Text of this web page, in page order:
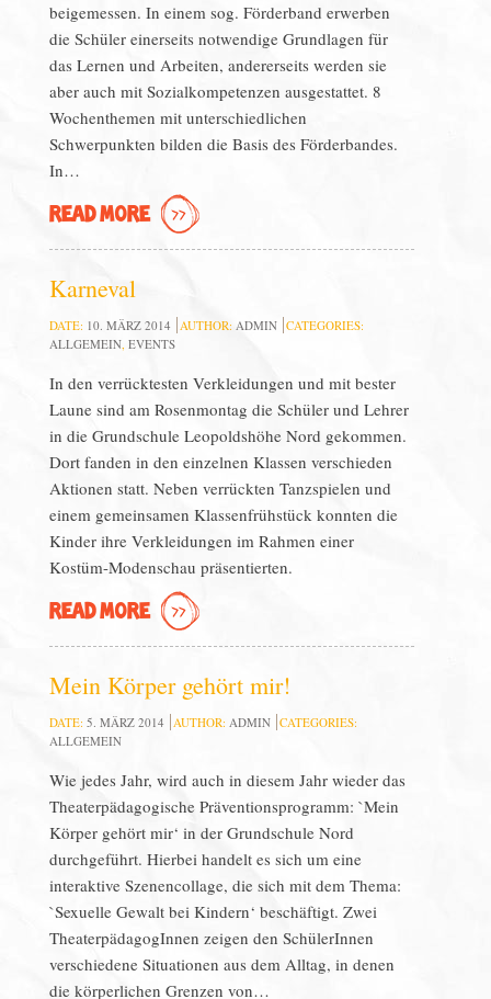
beigemessen. In einem sog. Förderband erwerben
die Schüler einerseits notwendige Grundlagen für
das Lernen und Arbeiten, andererseits werden sie
aber auch mit Sozialkompetenzen ausgestattet. 8
Wochenthemen mit unterschiedlichen
Schwerpunkten bilden die Basis des Förderbandes.
In…
READ MORE
Karneval
DATE: 10. MÄRZ 2014 AUTHOR: ADMIN CATEGORIES:
ALLGEMEIN, EVENTS
In den verrücktesten Verkleidungen und mit bester
Laune sind am Rosenmontag die Schüler und Lehrer
in die Grundschule Leopoldshöhe Nord gekommen.
Dort fanden in den einzelnen Klassen verschieden
Aktionen statt. Neben verrückten Tanzspielen und
einem gemeinsamen Klassenfrühstück konnten die
Kinder ihre Verkleidungen im Rahmen einer
Kostüm-Modenschau präsentierten.
READ MORE
Mein Körper gehört mir!
DATE: 5. MÄRZ 2014 AUTHOR: ADMIN CATEGORIES:
ALLGEMEIN
Wie jedes Jahr, wird auch in diesem Jahr wieder das
Theaterpädagogische Präventionsprogramm: `Mein
Körper gehört mir‘ in der Grundschule Nord
durchgeführt. Hierbei handelt es sich um eine
interaktive Szenencollage, die sich mit dem Thema:
`Sexuelle Gewalt bei Kindern‘ beschäftigt. Zwei
TheaterpädagogInnen zeigen den SchülerInnen
verschiedene Situationen aus dem Alltag, in denen
die körperlichen Grenzen von…